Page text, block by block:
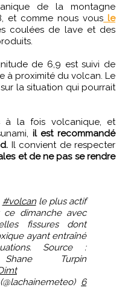
et comme nous vous le
coulées de lave et des
de 6,9 est suivi de
à proximité du volcan. Le
la situation qui pourrait
à la fois volcanique, et
il est recommandé
Il convient de respecter
et de ne pas se rendre
#volcanle plus actif
dimanche avec
fissures dont
ayant entraîné
Source :
Turpin
6